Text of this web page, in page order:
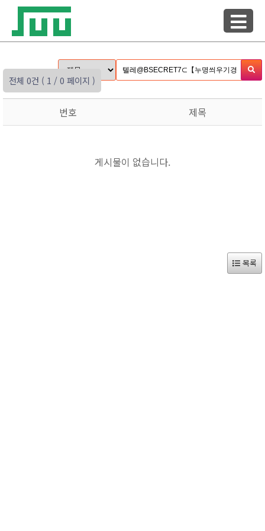
전체 0건 ( 1 / 0 페이지 )
번호 제목
게시물이 없습니다.
목록